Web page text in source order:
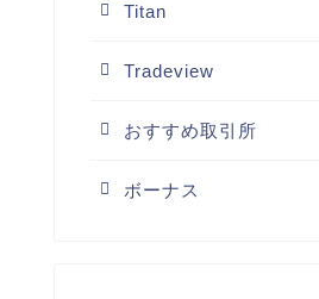
Titan
Tradeview
おすすめ取引所
ボーナス